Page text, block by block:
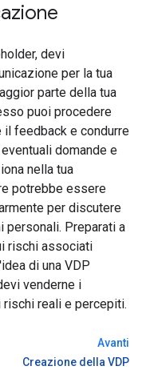
devi
per la tua
parte della tua
puoi procedere
feedback e condurre
domande e
nella tua
potrebbe essere
per discutere
personali. Preparati a
rischi associati
di una VDP
venderne i
reali e percepiti.
Avanti
Creazione della VDP